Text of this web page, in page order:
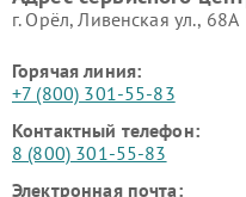
г. Орёл, Ливенская ул., 68А
Горячая линия:
+7 (800) 301-55-83
Контактный телефон:
8 (800) 301-55-83
Электронная почта: